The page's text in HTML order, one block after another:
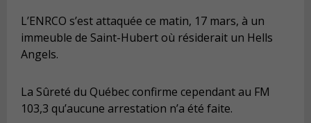
L’ENRCO s’est attaquée ce matin, 17 mars, à un
immeuble de Saint-Hubert où résiderait un Hells
Angels.
La Sûreté du Québec confirme cependant au FM
103,3 qu’aucune arrestation n’a été faite.